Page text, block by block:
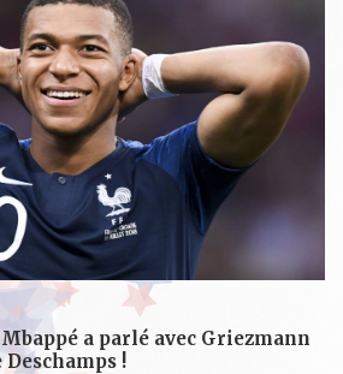
a parlé avec Griezmann
Deschamps !